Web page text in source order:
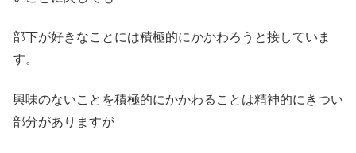
部下が好きなことには積極的にかかわろうと接していま
す。
興味のないことを積極的にかかわることは精神的にきつい
部分がありますが